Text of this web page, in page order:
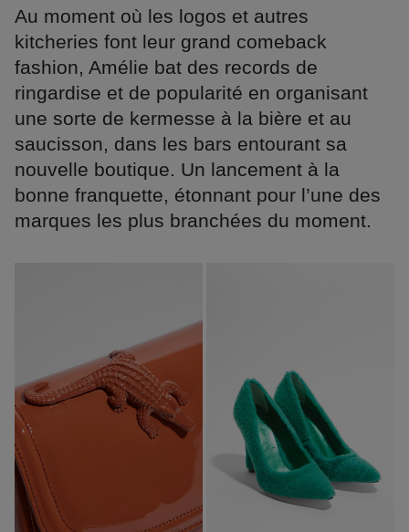
Au moment où les logos et autres
kitcheries font leur grand comeback
fashion, Amélie bat des records de
ringardise et de popularité en organisant
une sorte de kermesse à la bière et au
saucisson, dans les bars entourant sa
nouvelle boutique. Un lancement à la
bonne franquette, étonnant pour l’une des
marques les plus branchées du moment.